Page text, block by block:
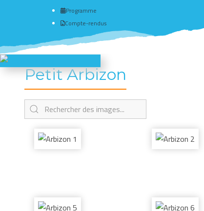
Programme
Compte-rendus
Petit Arbizon